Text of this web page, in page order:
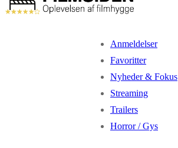
Anmeldelser
Favoritter
Nyheder & Fokus
Streaming
Trailers
Horror / Gys